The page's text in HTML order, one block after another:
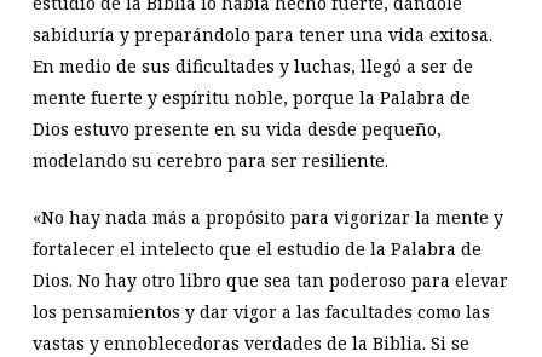
sabiduría y preparándolo para tener una vida exitosa.
En medio de sus dificultades y luchas, llegó a ser de
mente fuerte y espíritu noble, porque la Palabra de
Dios estuvo presente en su vida desde pequeño,
modelando su cerebro para ser resiliente.
«No hay nada más a propósito para vigorizar la mente y
fortalecer el intelecto que el estudio de la Palabra de
Dios. No hay otro libro que sea tan poderoso para elevar
los pensamientos y dar vigor a las facultades como las
vastas y ennoblecedoras verdades de la Biblia. Si se